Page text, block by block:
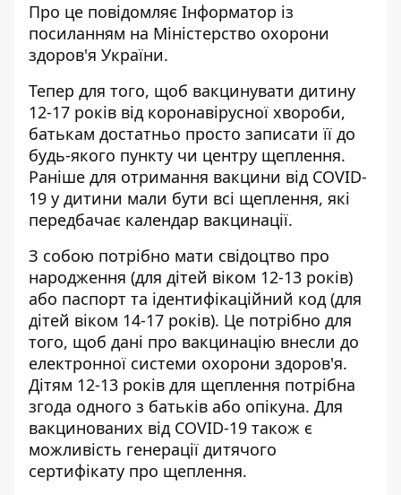
Про це повідомляє Інформатор із
посиланням на Міністерство охорони
здоров'я України.
Тепер для того, щоб вакцинувати дитину
12-17 років від коронавірусної хвороби,
батькам достатньо просто записати її до
будь-якого пункту чи центру щеплення.
Раніше для отримання вакцини від COVID-
19 у дитини мали бути всі щеплення, які
передбачає календар вакцинації.
З собою потрібно мати свідоцтво про
народження (для дітей віком 12-13 років)
або паспорт та ідентифікаційний код (для
дітей віком 14-17 років). Це потрібно для
того, щоб дані про вакцинацію внесли до
електронної системи охорони здоров'я.
Дітям 12-13 років для щеплення потрібна
згода одного з батьків або опікуна. Для
вакцинованих від COVID-19 також є
можливість генерації дитячого
сертифікату про щеплення.